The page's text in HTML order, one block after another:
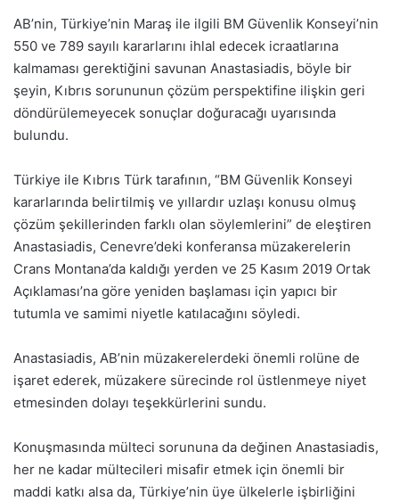
AB’nin, Türkiye’nin Maraş ile ilgili BM Güvenlik Konseyi’nin
550 ve 789 sayılı kararlarını ihlal edecek icraatlarına
kalmaması gerektiğini savunan Anastasiadis, böyle bir
şeyin, Kıbrıs sorununun çözüm perspektifine ilişkin geri
döndürülemeyecek sonuçlar doğuracağı uyarısında
bulundu.
Türkiye ile Kıbrıs Türk tarafının, “BM Güvenlik Konseyi
kararlarında belirtilmiş ve yıllardır uzlaşı konusu olmuş
çözüm şekillerinden farklı olan söylemlerini” de eleştiren
Anastasiadis, Cenevre’deki konferansa müzakerelerin
Crans Montana’da kaldığı yerden ve 25 Kasım 2019 Ortak
Açıklaması’na göre yeniden başlaması için yapıcı bir
tutumla ve samimi niyetle katılacağını söyledi.
Anastasiadis, AB’nin müzakerelerdeki önemli rolüne de
işaret ederek, müzakere sürecinde rol üstlenmeye niyet
etmesinden dolayı teşekkürlerini sundu.
Konuşmasında mülteci sorununa da değinen Anastasiadis,
her ne kadar mültecileri misafir etmek için önemli bir
maddi katkı alsa da, Türkiye’nin üye ülkelerle işbirliğini